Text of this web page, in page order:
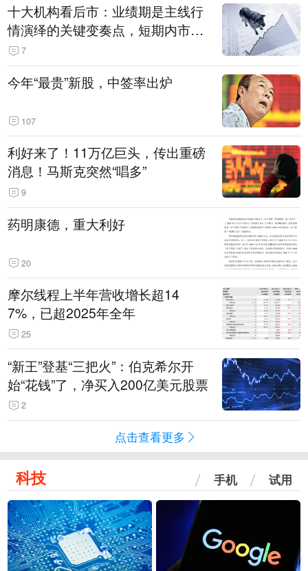
十大机构看后市：业绩期是主线行
情演绎的关键变奏点，短期内市场
或继续反弹，关注三条业绩主线
7
今年“最贵”新股，中签率出炉
107
利好来了！11万亿巨头，传出重磅
消息！马斯克突然“唱多”
9
药明康德，重大利好
20
摩尔线程上半年营收增长超14
7%，已超2025年全年
25
“新王”登基“三把火”：伯克希尔开
始“花钱”了，净买入200亿美元股票
2
点击查看更多
科技 手机 试用